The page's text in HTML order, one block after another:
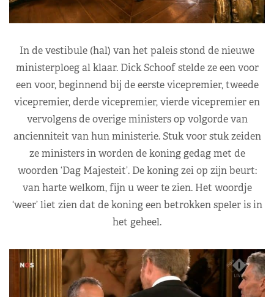
In de vestibule (hal) van het paleis stond de nieuwe
ministerploeg al klaar. Dick Schoof stelde ze een voor
een voor, beginnend bij de eerste vicepremier, tweede
vicepremier, derde vicepremier, vierde vicepremier en
vervolgens de overige ministers op volgorde van
ancienniteit van hun ministerie. Stuk voor stuk zeiden
ze ministers in worden de koning gedag met de
woorden ‘Dag Majesteit’. De koning zei op zijn beurt:
van harte welkom, fijn u weer te zien. Het woordje
‘weer’ liet zien dat de koning een betrokken speler is in
het geheel.